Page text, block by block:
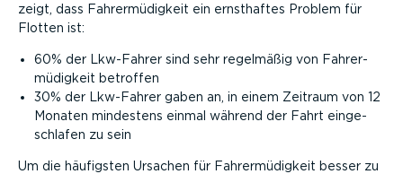
zeigt, dass Fahrer­mü­digkeit ein ernsthaftes Problem für
Flotten ist:
60% der Lkw-Fahrer sind sehr regelmäßig von Fahrer­
mü­digkeit betroffen
30% der Lkw-Fahrer gaben an, in einem Zeitraum von 12
Monaten mindestens einmal während der Fahrt einge­
schlafen zu sein
Um die häufigsten Ursachen für Fahrer­mü­digkeit besser zu